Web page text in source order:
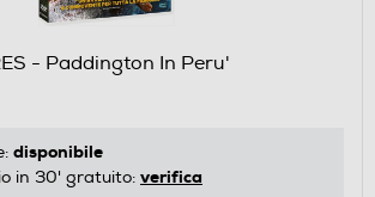
- Paddington In Peru'
disponibile
in 30' gratuito: verifica